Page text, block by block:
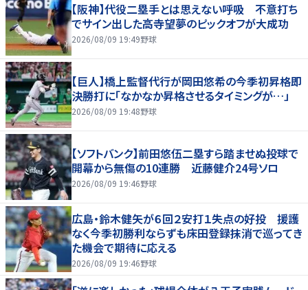
【阪神】代役二塁手とは思えない呼吸 不意打ち
でサイン出した高寺望夢のピックオフが大成功
2026/08/09 19:49野球
【巨人】橋上監督代行が岡田悠希の今季初昇格即
決勝打に「なかなか昇格させるタイミングが…」
2026/08/09 19:48野球
【ソフトバンク】前田悠伍二塁すら踏ませぬ投球で
開幕から無傷の10連勝 近藤健介24号ソロ
2026/08/09 19:46野球
広島・鈴木健矢が６回２安打１失点の好投 援護
なく今季初勝利ならずも床田登録抹消で巡ってき
た機会で期待に応える
2026/08/09 19:46野球